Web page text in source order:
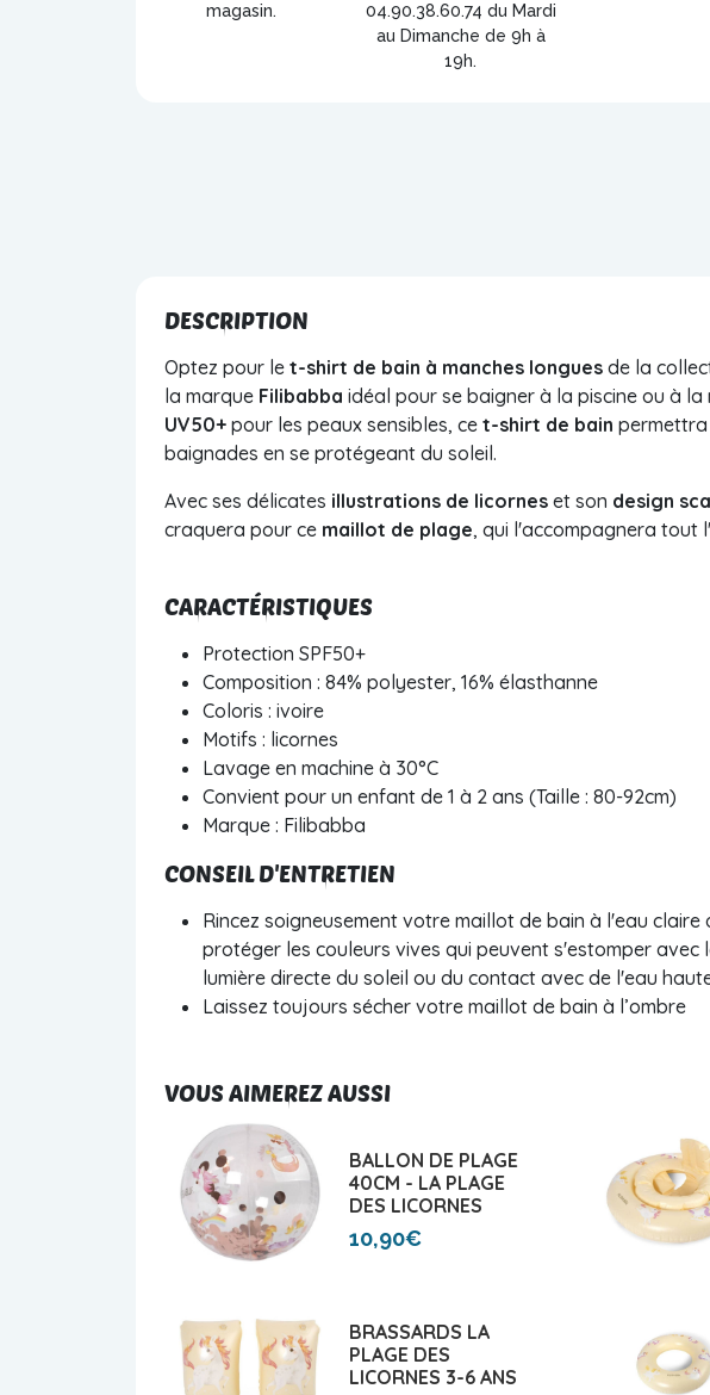
magasin.
04.90.38.60.74 du Mardi
au Dimanche de 9h à
19h.
DESCRIPTION
Optez pour le t-shirt de bain à manches longues de la
la marque Filibabba idéal pour se baigner à la piscine ou à
UV50+ pour les peaux sensibles, ce t-shirt de bain
baignades en se protégeant du soleil.
Avec ses délicates illustrations de licornes et son design
craquera pour ce maillot de plage, qui l'accompagnera tout
CARACTÉRISTIQUES
Protection SPF50+
Composition : 84% polyester, 16% élasthanne
Coloris : ivoire
Motifs : licornes
Lavage en machine à 30°C
Convient pour un enfant de 1 à 2 ans (Taille : 80-92cm)
Marque : Filibabba
CONSEIL D'ENTRETIEN
Rincez soigneusement votre maillot de bain à l'eau
protéger les couleurs vives qui peuvent s'estomper avec
lumière directe du soleil ou du contact avec de l'eau
Laissez toujours sécher votre maillot de bain à l’ombre
VOUS AIMEREZ AUSSI
BALLON DE PLAGE
40CM - LA PLAGE
DES LICORNES
10,90€
BRASSARDS LA
PLAGE DES
LICORNES 3-6 ANS